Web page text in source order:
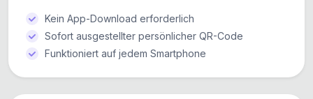
Kein App-Download erforderlich
Sofort ausgestellter persönlicher QR-Code
Funktioniert auf jedem Smartphone